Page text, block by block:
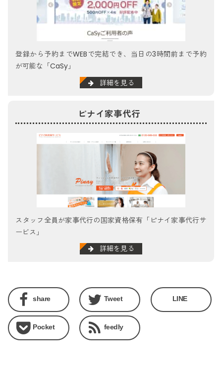
登録から予約までWEBで完結でき、当日の3時間前まで予約
が可能な「CaSy」
詳細を見る
ピナイ家事代行
スタッフ全員が家事代行の国家資格保有「ピナイ家事代行サ
ービス」
詳細を見る
share Tweet LINE
Pocket feedly